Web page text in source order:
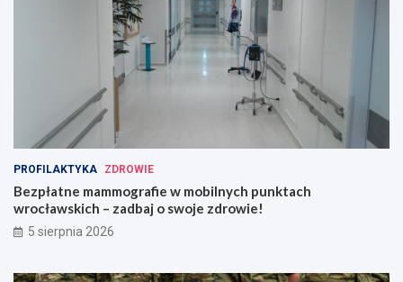
PROFILAKTYKA ZDROWIE
Bezpłatne mammografie w mobilnych punktach
wrocławskich – zadbaj o swoje zdrowie!
5 sierpnia 2026